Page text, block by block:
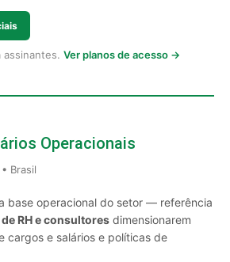
assinantes. Ver planos de acesso →
Operacionais
Brasil
base operacional do setor — referência
RH e consultores dimensionarem
cargos e salários e políticas de